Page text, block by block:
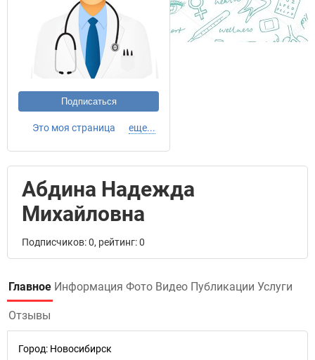
Подписаться
Это моя страница еще...
Абдина Надежда
Михайловна
Подписчиков: 0, рейтинг: 0
Главное Информация Фото Видео Публикации Услуги
Отзывы
Город: Новосибирск